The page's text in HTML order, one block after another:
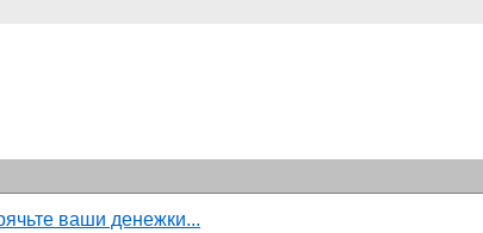
ваши денежки...